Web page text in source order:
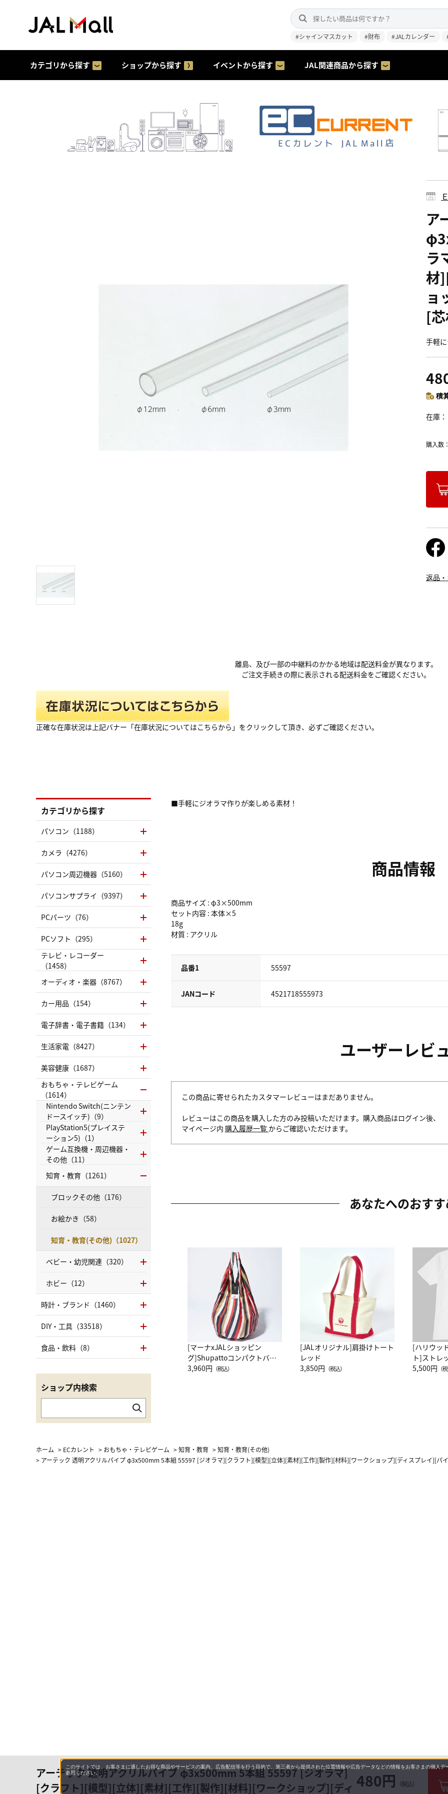
#シャインマスカット #財布 #JALカレンダー
カテゴリから探す ショップから探す イベントから探す JAL関連商品から探す
ア
ラ
材
ョ
[
手軽
積
在庫
購入数
アーテック 透明アクリルパイプ φ3x500mm 5本組 55597 [ジオラマ]
[クラフト][模型][立体][素材][工作][製作][材料][ワークショップ][ディ 480円 （税込）
返品
離島、及び一部の中継料のかかる地域は配送料金が異なります。
ご注文手続きの際に表示される配送料金をご確認ください。
正確な在庫状況は上記バナー「在庫状況についてはこちらから」をクリックして頂き、必ずご確認ください。
■手軽にジオラマ作りが楽しめる素材！
商品情報
商品サイズ : φ3×500mm
セット内容 : 本体×5
18g
材質 : アクリル
品番1 55597
JANコード 4521718555973
ユーザーレビ
この商品に寄せられたカスタマーレビューはまだありません。
レビューはこの商品を購入した方のみ投稿いただけます。購入商品はログイン後、
マイページ内 購入履歴一覧 からご確認いただけます。
あなたへのおす
[マーナxJALショッピン
グ]Shupattoコンパクトバッ
グ Drop JAL客室乗務員
3,960円 （税込）
[JALオリジナル]肩掛けトート
レッド
3,850円 （税込）
[ハリウッ
ト]ストレ
ーネック
5,500円 （
カテゴリから探す
パソコン（1188）
カメラ（4276）
パソコン周辺機器（5160）
パソコンサプライ（9397）
PCパーツ（76）
PCソフト（295）
テレビ・レコーダー
（1458）
オーディオ・楽器（8767）
カー用品（154）
電子辞書・電子書籍（134）
生活家電（8427）
美容健康（1687）
おもちゃ・テレビゲーム
（1614）
Nintendo Switch(ニンテン
ドースイッチ)（9）
PlayStation5(プレイステ
ーション5)（1）
ゲーム互換機・周辺機器・
その他（11）
知育・教育（1261）
ブロックその他（176）
お絵かき（58）
知育・教育(その他)（1027）
ベビー・幼児関連（320）
ホビー（12）
時計・ブランド（1460）
DIY・工具（33518）
食品・飲料（8）
ショップ内検索
ホーム > ECカレント > おもちゃ・テレビゲーム >知育・教育 >知育・教育(その他)
> アーテック 透明アクリルパイプ φ3x500mm 5本組 55597 [ジオラマ][クラフト][模型][立体][素材][工作][製作][材料][ワークショップ][ディスプレイ][パ
このサイトでは、お客さまに適したお得な商品やサービスの案内、広告配信等を行う目的で、第三者から提供された位置情報や広告データなどの情報をお客さまの個人
参照ください。